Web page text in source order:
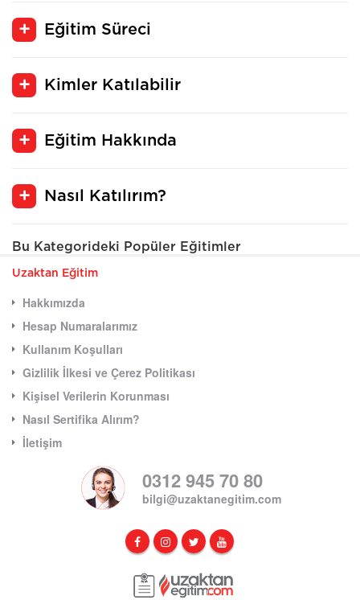
Eğitim Süreci
Kimler Katılabilir
Eğitim Hakkında
Nasıl Katılırım?
Bu Kategorideki Popüler Eğitimler
Uzaktan Eğitim
Hakkımızda
Hesap Numaralarımız
Kullanım Koşulları
Gizlilik İlkesi ve Çerez Politikası
Kişisel Verilerin Korunması
Nasıl Sertifika Alırım?
İletişim
0312 945 70 80
bilgi@uzaktanegitim.com